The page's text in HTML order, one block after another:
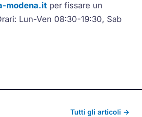
modena.it per fissare un
Lun-Ven 08:30-19:30, Sab
Tutti gli articoli →